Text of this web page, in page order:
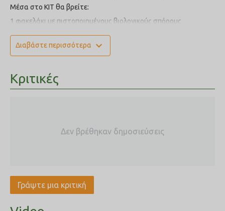
Μέσα στο KIT θα βρείτε:
1 φακελάκι με πιστοποιημένους βιολογικούς σπόρους
1 δίσκο αφυδατωμένης ίνας καρύδας
1 κεσεδάκι στο οποίο θα αναπτυχθεί το γρασίδι
θα έχει το δικό της φρέσκο γρασίδι!
Διαβάστε περισσότερα expand_more
Κριτικές
Δεν βρέθηκαν δημοσιεύσεις
Γράψτε μια κριτική